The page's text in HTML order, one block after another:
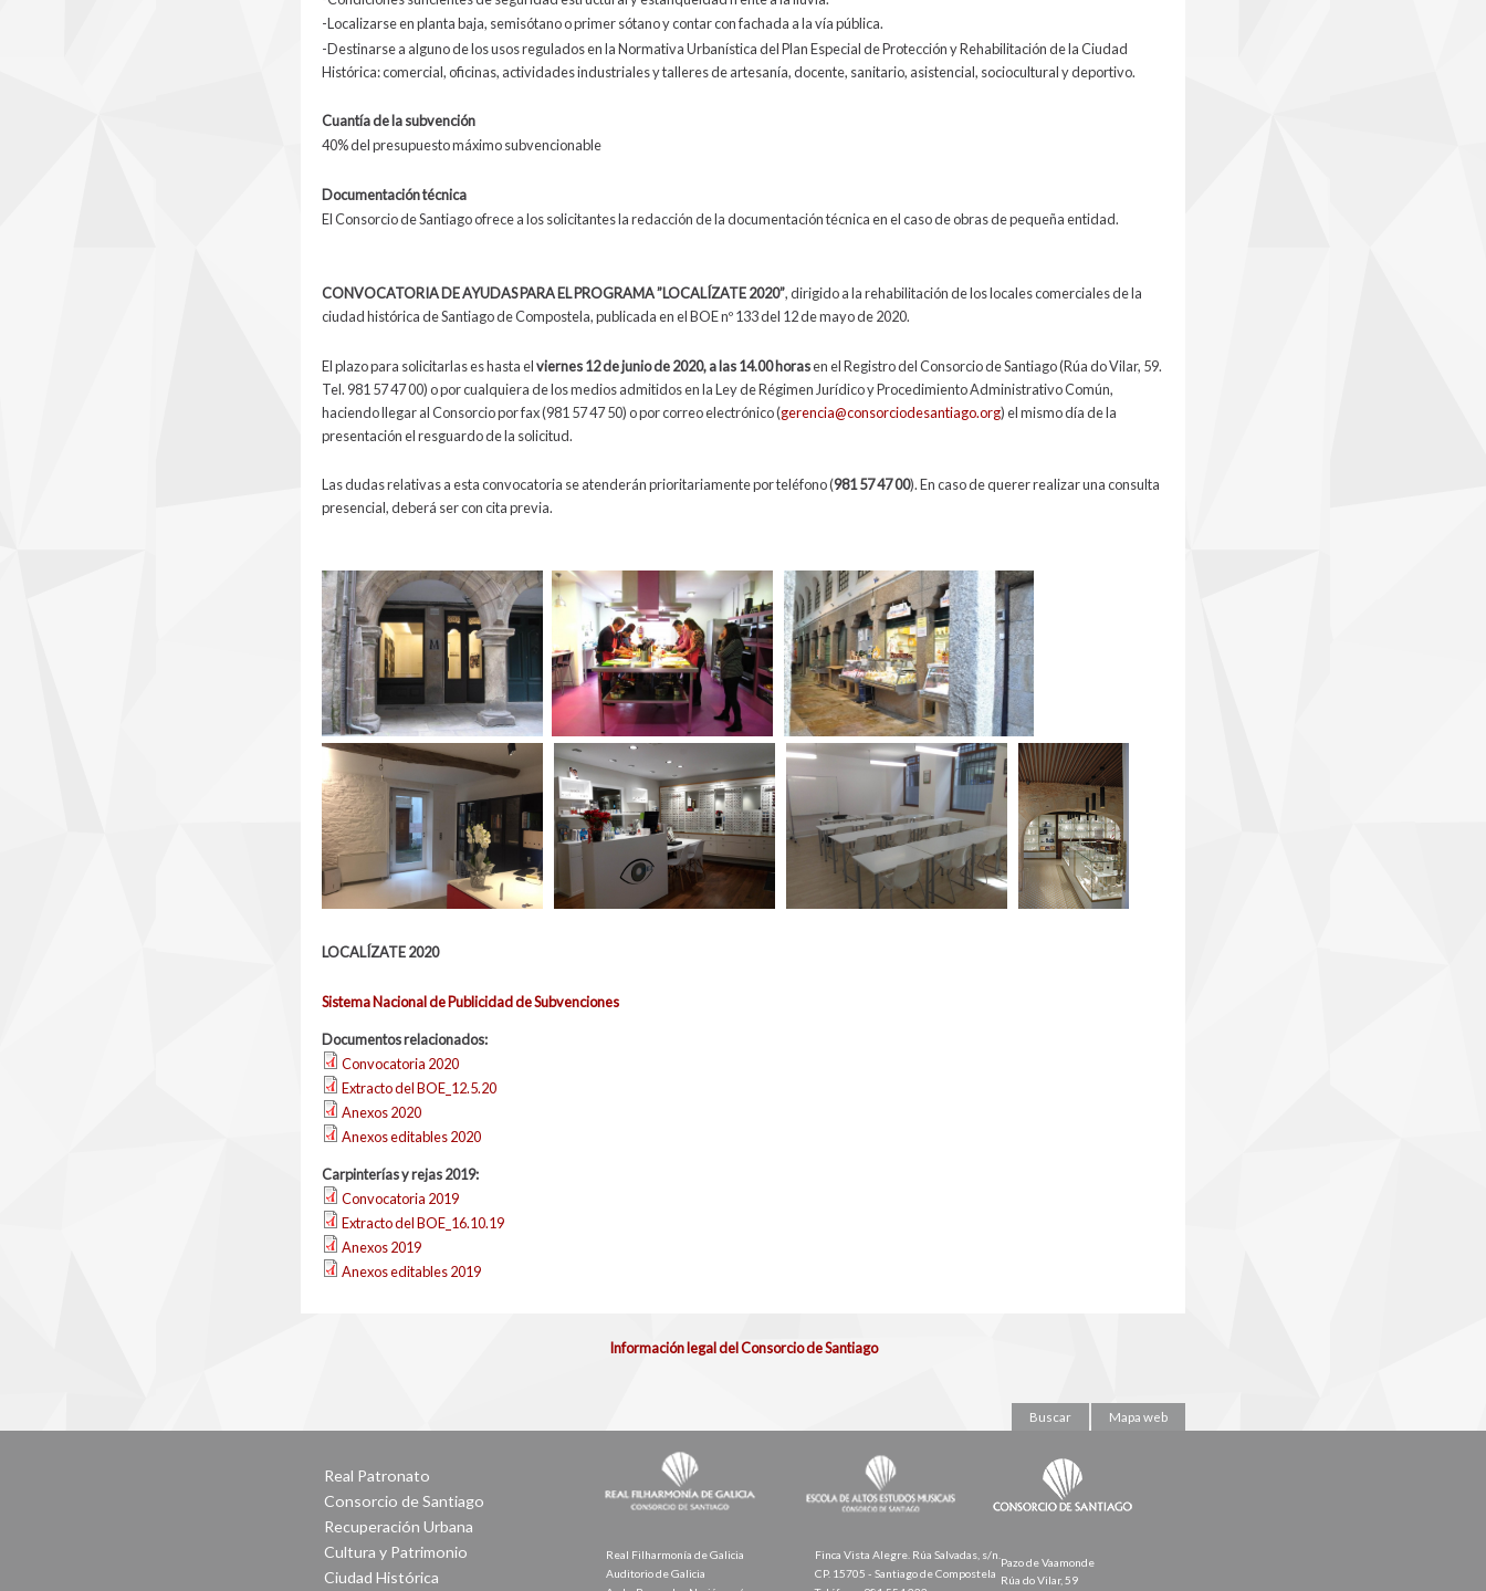
-Localizarse en planta baja, semisótano o primer sótano y contar con fachada a la vía pública.
-Destinarse a alguno de los usos regulados en la Normativa Urbanística del Plan Especial de Protección y Rehabilitación de la Ciudad
Histórica: comercial, oficinas, actividades industriales y talleres de artesanía, docente, sanitario, asistencial, sociocultural y deportivo.
Cuantía de la subvención
40% del presupuesto máximo subvencionable
Documentación técnica
El Consorcio de Santiago ofrece a los solicitantes la redacción de la documentación técnica en el caso de obras de pequeña entidad.
CONVOCATORIA DE AYUDAS PARA EL PROGRAMA ”LOCALÍZATE 2020”, dirigido a la rehabilitación de los locales comerciales de la
ciudad histórica de Santiago de Compostela, publicada en el BOE nº 133 del 12 de mayo de 2020.
El plazo para solicitarlas es hasta elviernes 12 de junio de 2020, a las 14.00 horasen el Registro del Consorcio de Santiago (Rúa do Vilar, 59.
Tel. 981 57 47 00) o por cualquiera de los medios admitidos en la Ley de Régimen Jurídico y Procedimiento Administrativo Común,
haciendo llegar al Consorcio por fax (981 57 47 50) o por correo electrónico (gerencia@consorciodesantiago.org) el mismo día de la
presentación el resguardo de la solicitud.
Las dudas relativas a esta convocatoria se atenderán prioritariamente por teléfono (981 57 47 00). En caso de querer realizar una consulta
presencial, deberá ser con cita previa.
LOCALÍZATE 2020
Sistema Nacional de Publicidad de Subvenciones
Documentos relacionados:
Convocatoria 2020
Extracto del BOE_12.5.20
Anexos 2020
Anexos editables 2020
Carpinterías y rejas 2019:
Convocatoria 2019
Extracto del BOE_16.10.19
Anexos 2019
Anexos editables 2019
Información legal del Consorcio de Santiago
Buscar Mapa web
Real Patronato
Consorcio de Santiago
Recuperación Urbana
Cultura y Patrimonio
Ciudad Histórica
Real Filharmonía de Galicia
Auditorio de Galicia
Finca Vista Alegre. Rúa Salvadas, s/n.
CP. 15705 - Santiago de Compostela
Pazo de Vaamonde
Rúa do Vilar, 59